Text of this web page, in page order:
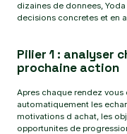
dizaines de donnees,
decisions concretes et en
Pilier 1 : analyser
prochaine action
Apres chaque rendez
automatiquement les
motivations d achat, les
opportunites de